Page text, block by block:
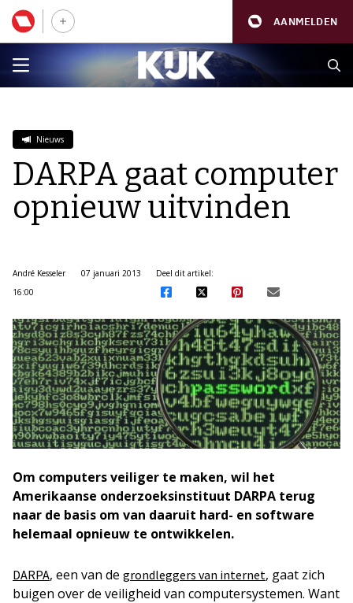
AANMELDEN
Nieuws
DARPA gaat computer
opnieuw uitvinden
André Kesseler
07 januari 2013
16:00
Deel dit artikel:
Om computers veiliger te maken, wil het
Amerikaanse onderzoeksinstituut DARPA terug
naar de basis om van daaruit hard- en software
helemaal opnieuw te ontwikkelen.
DARPA, een van de grondleggers van internet, gaat zich
buigen over de veiligheid van computersystemen. Want